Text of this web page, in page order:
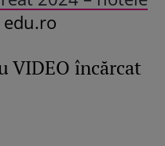
edu.ro
VIDEO încărcat